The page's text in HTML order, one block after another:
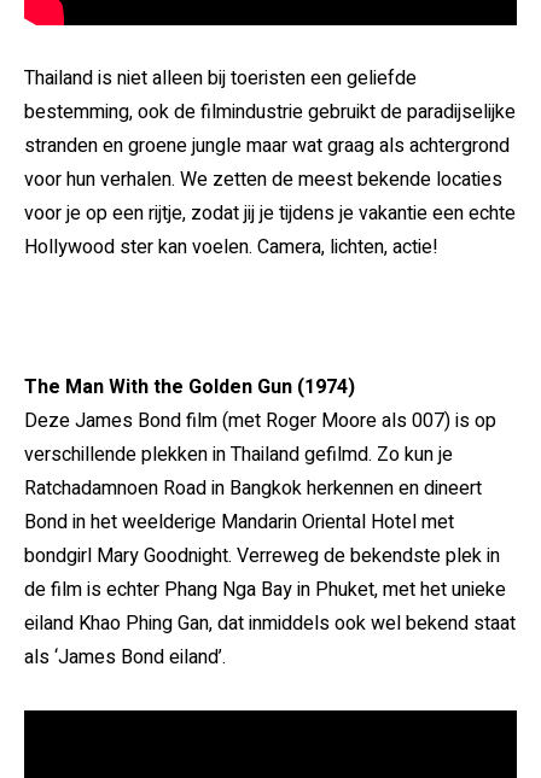
Thailand is niet alleen bij toeristen een geliefde
bestemming, ook de filmindustrie gebruikt de paradijselijke
stranden en groene jungle maar wat graag als achtergrond
voor hun verhalen. We zetten de meest bekende locaties
voor je op een rijtje, zodat jij je tijdens je vakantie een echte
Hollywood ster kan voelen. Camera, lichten, actie!
The Man With the Golden Gun (1974)
Deze James Bond film (met Roger Moore als 007) is op
verschillende plekken in Thailand gefilmd. Zo kun je
Ratchadamnoen Road in Bangkok herkennen en dineert
Bond in het weelderige Mandarin Oriental Hotel met
bondgirl Mary Goodnight. Verreweg de bekendste plek in
de film is echter Phang Nga Bay in Phuket, met het unieke
eiland Khao Phing Gan, dat inmiddels ook wel bekend staat
als ‘James Bond eiland’.